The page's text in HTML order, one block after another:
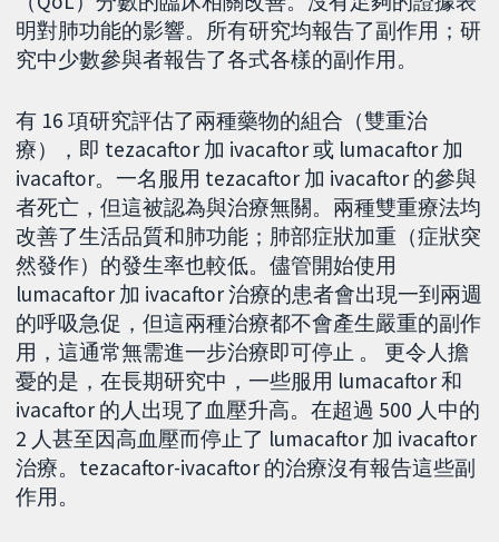
明對肺功能的影響。所有研究均報告了副作用；研
究中少數參與者報告了各式各樣的副作用。
有 16 項研究評估了兩種藥物的組合（雙重治
療），即 tezacaftor 加 ivacaftor 或 lumacaftor 加
ivacaftor。一名服用 tezacaftor 加 ivacaftor 的參與
者死亡，但這被認為與治療無關。兩種雙重療法均
改善了生活品質和肺功能；肺部症狀加重（症狀突
然發作）的發生率也較低。儘管開始使用
lumacaftor 加 ivacaftor 治療的患者會出現一到兩週
的呼吸急促，但這兩種治療都不會產生嚴重的副作
用，這通常無需進一步治療即可停止 。 更令人擔
憂的是，在長期研究中，一些服用 lumacaftor 和
ivacaftor 的人出現了血壓升高。在超過 500 人中的
2 人甚至因高血壓而停止了 lumacaftor 加 ivacaftor
治療。tezacaftor-ivacaftor 的治療沒有報告這些副
作用。